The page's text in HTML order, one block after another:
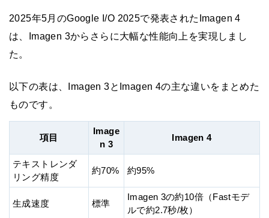
2025年5月のGoogle I/O 2025で発表されたImagen 4
は、Imagen 3からさらに大幅な性能向上を実現しまし
た。
以下の表は、Imagen 3とImagen 4の主な違いをまとめた
ものです。
項目
Image
n 3
Imagen 4
テキストレンダ
リング精度
約70% 約95%
生成速度 標準
Imagen 3の約10倍（Fastモデ
ルで約2.7秒/枚）